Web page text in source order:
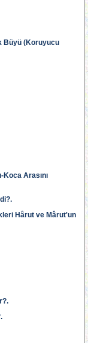
Büyü (Koruyucu
Arasını
Hârut ve Mârut'un